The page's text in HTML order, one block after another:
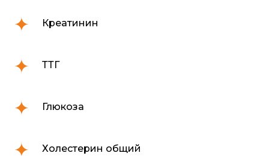
Креатинин
ТТГ
Глюкоза
Холестерин общий